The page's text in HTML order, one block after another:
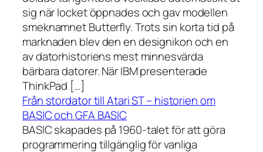
sig när locket öppnades och gav modellen
smeknamnet Butterfly. Trots sin korta tid på
marknaden blev den en designikon och en
av datorhistoriens mest minnesvärda
bärbara datorer. När IBM presenterade
ThinkPad […]
Från stordator till Atari ST – historien om
BASIC och GFA BASIC
BASIC skapades på 1960-talet för att göra
programmering tillgänglig för vanliga